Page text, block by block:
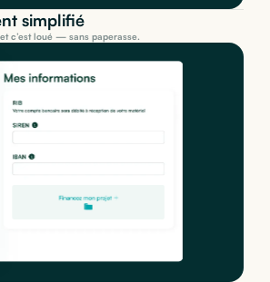
simplifié
c’est loué — sans paperasse.